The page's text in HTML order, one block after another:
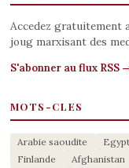
Accedez gratuitement
joug marxisant des
S'abonner au flux RSS
MOTS-CLES
Arabie saoudite
Finlande
Afghanistan